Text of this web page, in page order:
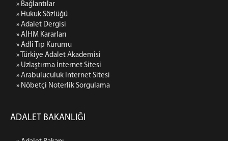
Bilgisayar Açılış Şifresi Alma
Haberci Şifresi Alma
Mail Şifresi Alma
E-İmza Yeni Şifre Alma & Kilit Çözme
E-İmza Geçerlilik Süresi Kontrolü
E-İmza Şifresini Değiştirme
E-İmza Kayıp Çalıntı Süreci
E-Onay İşlemleri
İLETİŞİM
» Bağlantılar
» Hukuk Sözlüğü
» Adalet Dergisi
» AİHM Kararları
» Adli Tıp Kurumu
» Türkiye Adalet Akademisi
» Uzlaştırma İnternet Sitesi
» Arabuluculuk İnternet Sitesi
» Nöbetçi Noterlik Sorgulama
ADALET BAKANLIĞI